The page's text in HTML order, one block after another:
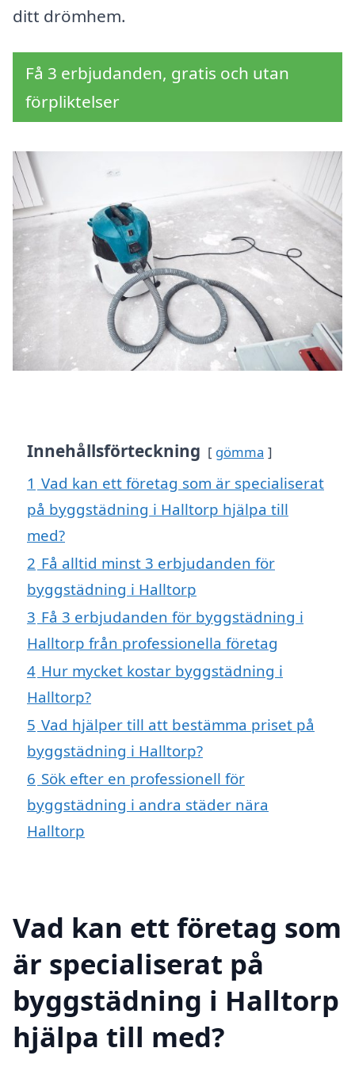
ditt drömhem.
Få 3 erbjudanden, gratis och utan
förpliktelser
Innehållsförteckning gömma
1 Vad kan ett företag som är specialiserat
på byggstädning i Halltorp hjälpa till
med?
2 Få alltid minst 3 erbjudanden för
byggstädning i Halltorp
3 Få 3 erbjudanden för byggstädning i
Halltorp från professionella företag
4 Hur mycket kostar byggstädning i
Halltorp?
5 Vad hjälper till att bestämma priset på
byggstädning i Halltorp?
6 Sök efter en professionell för
byggstädning i andra städer nära
Halltorp
Vad kan ett företag som
är specialiserat på
byggstädning i Halltorp
hjälpa till med?